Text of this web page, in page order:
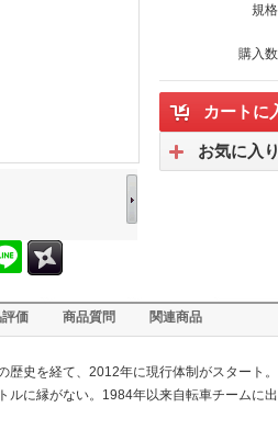
規
購入
カートに
お気に入
価 商品質問 関連商品
歴史を経て、2012年に現行体制がスタート
ルに縁がない。1984年以来自転車チームに